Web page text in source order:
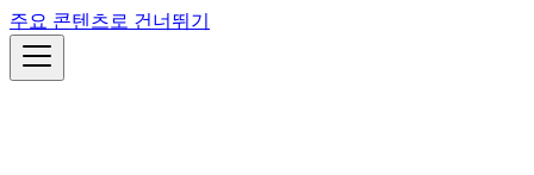
주요 콘텐츠로 건너뛰기